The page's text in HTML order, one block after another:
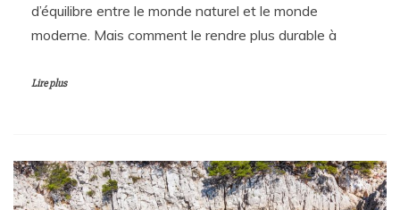
d’équilibre entre le monde naturel et le monde
moderne. Mais comment le rendre plus durable à
Lire plus